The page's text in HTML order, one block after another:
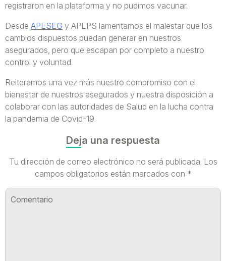
registraron en la plataforma y no pudimos vacunar.
Desde APESEG y APEPS lamentamos el malestar que los
cambios dispuestos puedan generar en nuestros
asegurados, pero que escapan por completo a nuestro
control y voluntad.
Reiteramos una vez más nuestro compromiso con el
bienestar de nuestros asegurados y nuestra disposición a
colaborar con las autoridades de Salud en la lucha contra
la pandemia de Covid-19.
Deja una respuesta
Tu dirección de correo electrónico no será publicada. Los
campos obligatorios están marcados con *